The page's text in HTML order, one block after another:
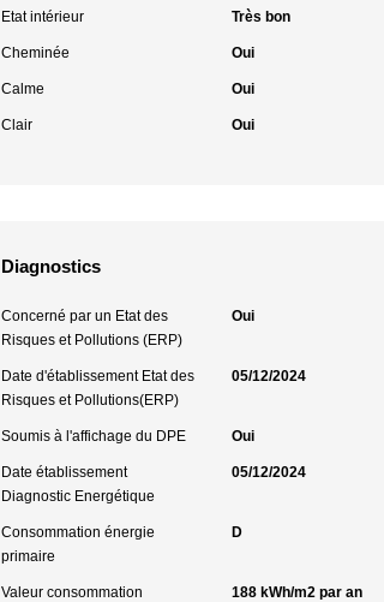
Etat intérieur Très bon
Cheminée Oui
Calme Oui
Clair Oui
Diagnostics
Concerné par un Etat des
Risques et Pollutions (ERP)
Oui
Date d'établissement Etat des
Risques et Pollutions(ERP)
05/12/2024
Soumis à l'affichage du DPE Oui
Date établissement
Diagnostic Energétique
05/12/2024
Consommation énergie
primaire
D
Valeur consommation 188 kWh/m2 par an